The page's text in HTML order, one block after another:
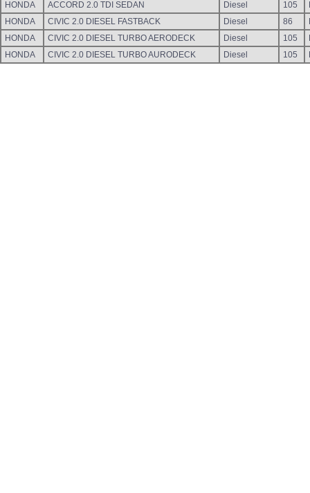
HONDA
ACCORD 2.0 TDI SEDAN Diesel 105
HONDA
CIVIC 2.0 DIESEL FASTBACK Diesel 86
HONDA
CIVIC 2.0 DIESEL TURBO AERODECK Diesel 105
HONDA
CIVIC 2.0 DIESEL TURBO AURODECK Diesel 105